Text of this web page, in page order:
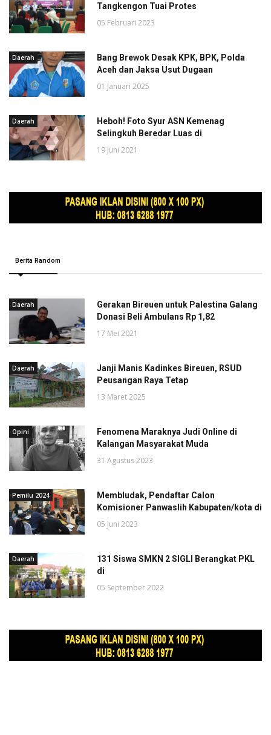
Tangkengon Tuai Protes
05 Februari 2023
Daerah
Bang Brewok Desak KPK, BPK, Polda
Aceh dan Jaksa Usut Dugaan
01 Januari 2025
Daerah
Heboh! Foto Syur ASN Kemenag
Selingkuh Beredar Luas di
19 Juni 2021
Berita Random
Daerah
Gerakan Bireuen untuk Palestina Galang
Donasi Beli Ambulans Rp 1,82
17 Mei 2021
Daerah
Janji Manis Kadinkes Bireuen, RSUD
Peusangan Raya Tetap
13 Maret 2025
Opini
Fenomena Maraknya Judi Online di
Kalangan Masyarakat Muda
31 Agustus 2023
Pemilu 2024
Membludak, Pendaftar Calon
Komisioner Panwaslih Kabupaten/kota di
05 Juni 2023
Daerah
131 Siswa SMKN 2 SIGLI Berangkat PKL
di
05 September 2022